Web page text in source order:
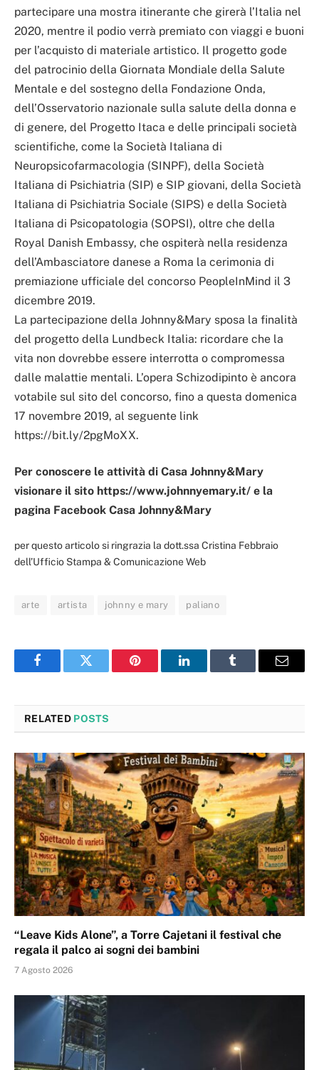
partecipare una mostra itinerante che girerà l’Italia nel
2020, mentre il podio verrà premiato con viaggi e buoni
per l’acquisto di materiale artistico. Il progetto gode
del patrocinio della Giornata Mondiale della Salute
Mentale e del sostegno della Fondazione Onda,
dell’Osservatorio nazionale sulla salute della donna e
di genere, del Progetto Itaca e delle principali società
scientifiche, come la Società Italiana di
Neuropsicofarmacologia (SINPF), della Società
Italiana di Psichiatria (SIP) e SIP giovani, della Società
Italiana di Psichiatria Sociale (SIPS) e della Società
Italiana di Psicopatologia (SOPSI), oltre che della
Royal Danish Embassy, che ospiterà nella residenza
dell’Ambasciatore danese a Roma la cerimonia di
premiazione ufficiale del concorso PeopleInMind il 3
dicembre 2019.
La partecipazione della Johnny&Mary sposa la finalità
del progetto della Lundbeck Italia: ricordare che la
vita non dovrebbe essere interrotta o compromessa
dalle malattie mentali. L’opera Schizodipinto è ancora
votabile sul sito del concorso, fino a questa domenica
17 novembre 2019, al seguente link
https://bit.ly/2pgMoXX.
Per conoscere le attività di Casa Johnny&Mary
visionare il sito https://www.johnnyemary.it/ e la
pagina Facebook Casa Johnny&Mary
per questo articolo si ringrazia la dott.ssa Cristina Febbraio
dell’Ufficio Stampa & Comunicazione Web
arte artista johnny e mary paliano
FacebookTwitter Pinterest LinkedInTumblr Email
RELATED POSTS
“Leave Kids Alone”, a Torre Cajetani il festival che
regala il palco ai sogni dei bambini
7 Agosto 2026